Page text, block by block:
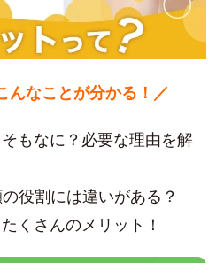
んなことが分かる！／
もなに？必要な理由を解
役割には違いがある？
くさんのメリット！